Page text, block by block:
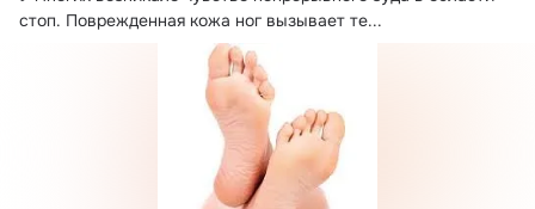
стоп. Поврежденная кожа ног вызывает те...